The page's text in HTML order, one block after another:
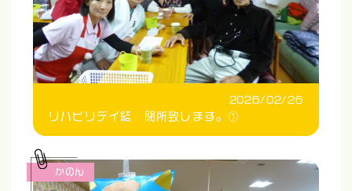
2026/02/26
リハビリデイ結 閉所致します。①
かのん